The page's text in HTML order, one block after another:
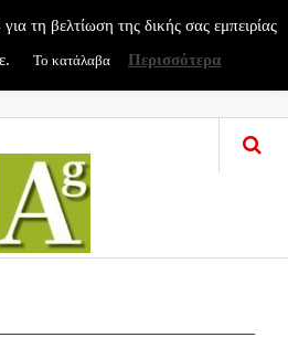
τη βελτίωση της δικής σας εμπειρίας
Το κατάλαβα Περισσότερα